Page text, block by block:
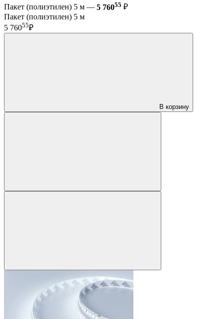
Пакет (полиэтилен) 5 м — 5 76055 ₽
Пакет (полиэтилен) 5 м
5 76055₽
В корзину